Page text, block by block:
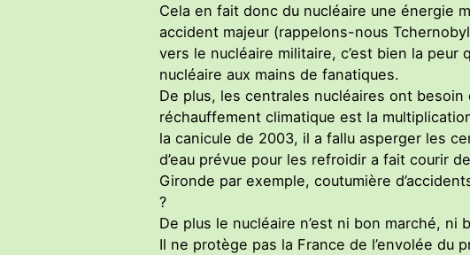
Cela en fait donc du nucléaire une énergie
accident majeur (rappelons-nous
vers le nucléaire militaire, c’est bien la peur
nucléaire aux mains de fanatiques.
De plus, les centrales nucléaires ont besoin
réchauffement climatique est la
la canicule de 2003, il a fallu asperger les
d’eau prévue pour les refroidir a fait courir
Gironde par exemple, coutumière
?
De plus le nucléaire n’est ni bon marché, ni
Il ne protège pas la France de l’envolée du